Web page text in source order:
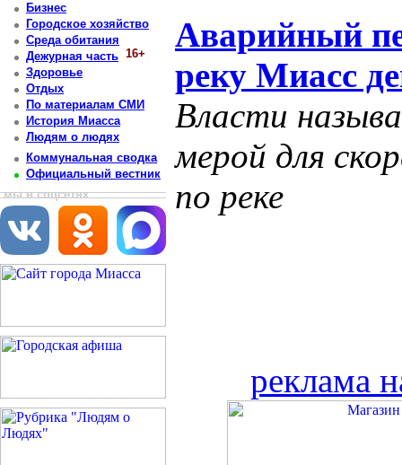
Бизнес
Городское хозяйство
Среда обитания
Дежурная часть 16+
Здоровье
Отдых
По материалам СМИ
История Миасса
Людям о людях
Коммунальная сводка
Официальный вестник
мы в соцсетях
Аварийный
реку Миасс
Власти
мерой для
по реке
реклама